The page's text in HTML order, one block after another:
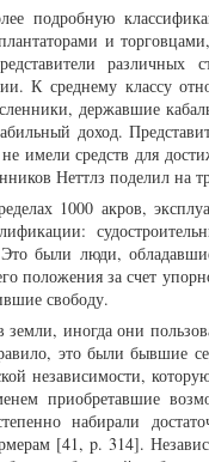
подробную
и
различных
К среднему классу
державшие
доход.
имели средств для
Неттлз поделил на
1000 акров,
были люди,
положения за счет
свободу.
иногда они
это были бывшие
независимости,
приобретавшие
набирали
[41, p. 314].